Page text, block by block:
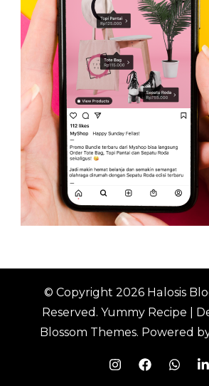
© Copyright 2026 Halosis
Reserved. Yummy Recipe |
Blossom Themes. Powered